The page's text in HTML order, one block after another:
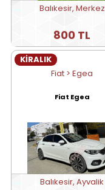
Balıkesir, Merkez
800 TL
KİRALIK
Fiat > Egea
Fiat Egea
Balıkesir, Ayvalik